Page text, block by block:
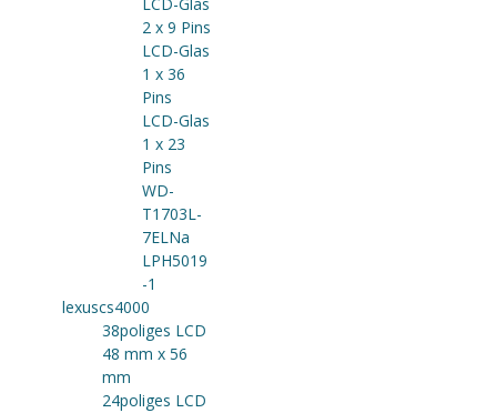
2 x 9 Pins
LCD-Glas
1 x 36
Pins
LCD-Glas
1 x 23
Pins
WD-
T1703L-
7ELNa
LPH5019
-1
lexuscs4000
38poliges LCD
48 mm x 56
mm
24poliges LCD